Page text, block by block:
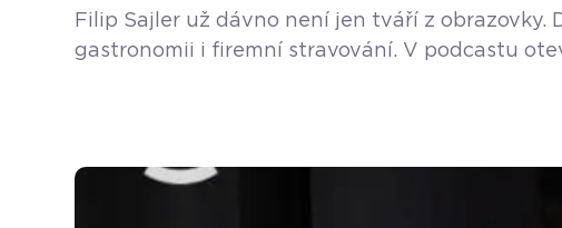
Filip Sajler už dávno není jen tváří z
gastronomii i firemní stravování. V podcastu